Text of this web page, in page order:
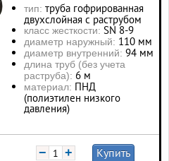
тип: труба гофрированная
двухслойная с раструбом
класс жесткости: SN 8-9
диаметр наружный: 110 мм
диаметр внутренний: 94 мм
длина труб (без учета
раструба): 6 м
материал: ПНД
(полиэтилен низкого
давления)
− + Купить